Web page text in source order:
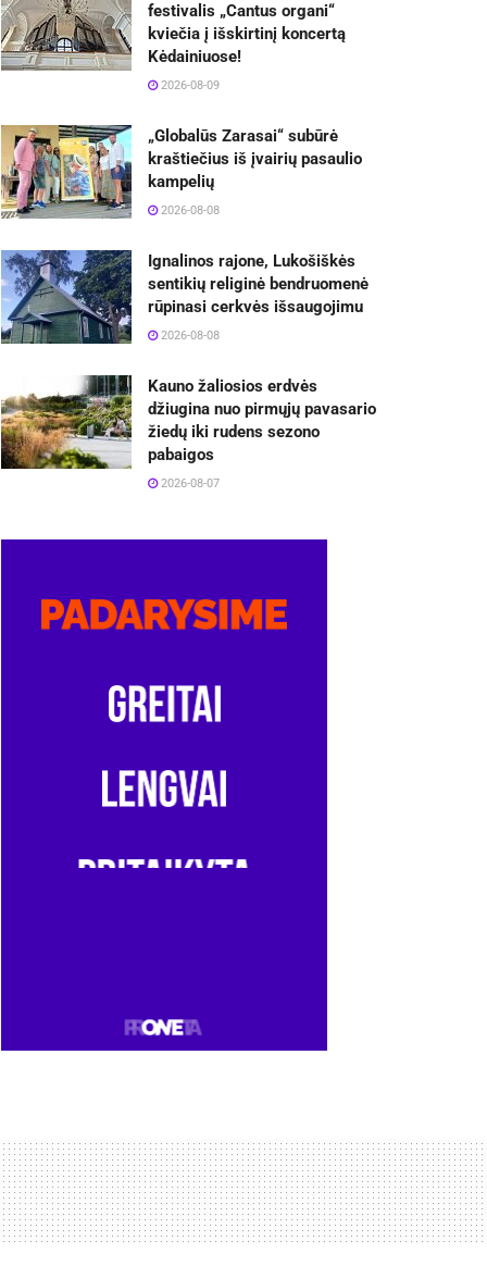
festivalis „Cantus organi“
kviečia į išskirtinį koncertą
Kėdainiuose!
2026-08-09
„Globalūs Zarasai“ subūrė
kraštiečius iš įvairių pasaulio
kampelių
2026-08-08
Ignalinos rajone, Lukošiškės
sentikių religinė bendruomenė
rūpinasi cerkvės išsaugojimu
2026-08-08
Kauno žaliosios erdvės
džiugina nuo pirmųjų pavasario
žiedų iki rudens sezono
pabaigos
2026-08-07